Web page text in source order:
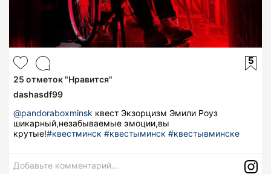
5
25 отметок "Нравится"
dashasdf99
@pandoraboxminsk квест Экзорцизм Эмили Роуз
шикарный,незабываемые эмоции,вы
крутые!#квестминск #квестыминск #квестывминске
Добавьте комментарий...